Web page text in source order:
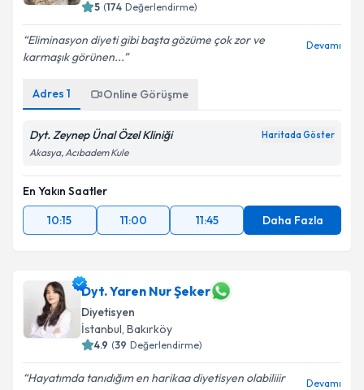
kapsamda işlenmesini kabul ediyorum.
Takvim Talebini Gönder
5 (174 Değerlendirme)
Eliminasyon diyeti gibi başta gözüme çok zor ve
karmaşık görünen...
Devamı
Adres 1 Online Görüşme
Dyt. Zeynep Ünal Özel Kliniği Haritada Göster
Akasya, Acıbadem Kule
En Yakın Saatler
10:15
11:00 11:45 Daha Fazla
Dyt. Yaren Nur Şeker
Diyetisyen
İstanbul, Bakırköy
4.9 (39 Değerlendirme)
Hayatımda tanıdığım en harikaa diyetisyen olabiliiir
Devamı